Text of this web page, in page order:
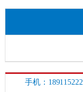
手机：